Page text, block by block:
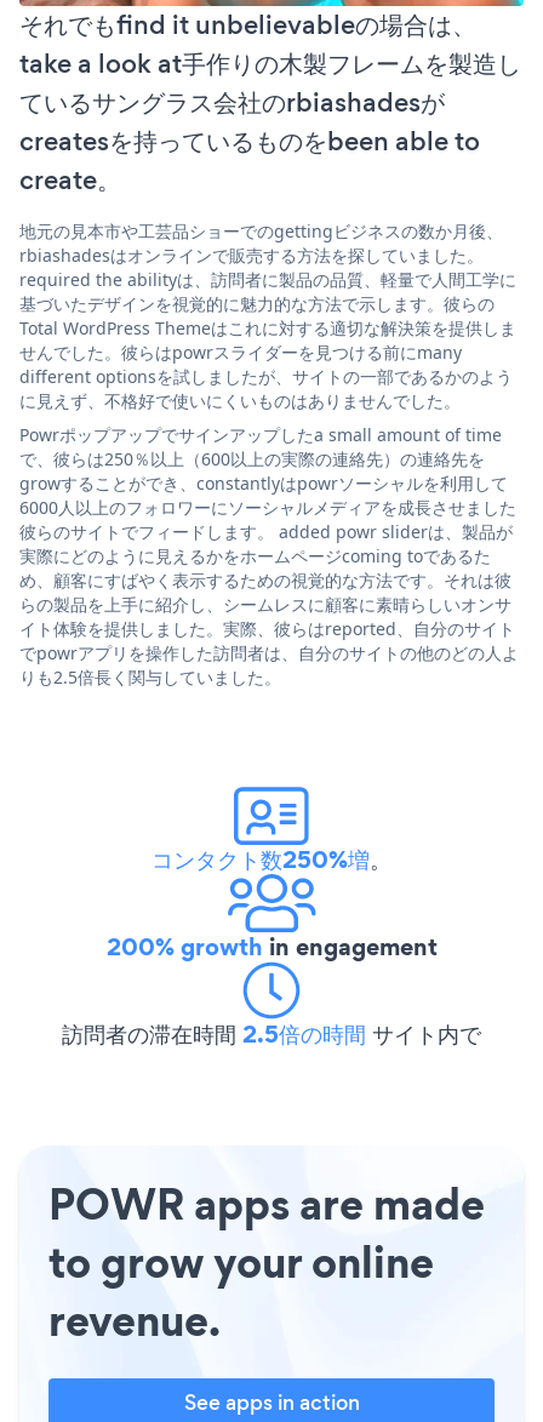
それでもfind it unbelievableの場合は、
take a look at手作りの木製フレームを製造し
ているサングラス会社のrbiashadesが
createsを持っているものをbeen able to
create。
地元の見本市や工芸品ショーでのgettingビジネスの数か月後、
rbiashadesはオンラインで販売する方法を探していました。
required the abilityは、訪問者に製品の品質、軽量で人間工学に
基づいたデザインを視覚的に魅力的な方法で示します。彼らの
Total WordPress Themeはこれに対する適切な解決策を提供しま
せんでした。彼らはpowrスライダーを見つける前にmany
different optionsを試しましたが、サイトの一部であるかのよう
に見えず、不格好で使いにくいものはありませんでした。
Powrポップアップでサインアップしたa small amount of time
で、彼らは250％以上（600以上の実際の連絡先）の連絡先を
growすることができ、constantlyはpowrソーシャルを利用して
6000人以上のフォロワーにソーシャルメディアを成長させました
彼らのサイトでフィードします。 added powr sliderは、製品が
実際にどのように見えるかをホームページcoming toであるた
め、顧客にすばやく表示するための視覚的な方法です。それは彼
らの製品を上手に紹介し、シームレスに顧客に素晴らしいオンサ
イト体験を提供しました。実際、彼らはreported、自分のサイト
でpowrアプリを操作した訪問者は、自分のサイトの他のどの人よ
りも2.5倍長く関与していました。
コンタクト数250%増。
200% growth in engagement
訪問者の滞在時間 2.5倍の時間 サイト内で
POWR apps are made
to grow your online
revenue.
See apps in action